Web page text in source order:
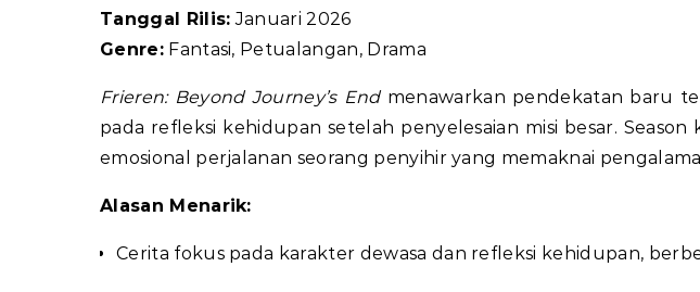
Tanggal Rilis: Januari 2026
Genre:Fantasi, Petualangan, Drama
Frieren: Beyond Journey’s Endmenawarkan pendekatan baru
pada refleksi kehidupan setelah penyelesaian misi besar.
emosional perjalanan seorang penyihir yang memaknai
Alasan Menarik:
Cerita fokus pada karakter dewasa dan refleksi kehidupan,